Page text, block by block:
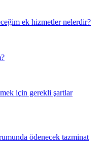
ek hizmetler nelerdir?
için gerekli şartlar
ödenecek tazminat